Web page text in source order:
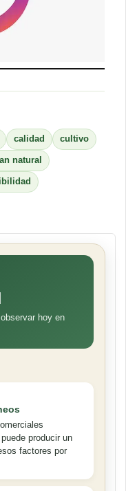
calidad cultivo
natural
hoy en
producir un
factores por